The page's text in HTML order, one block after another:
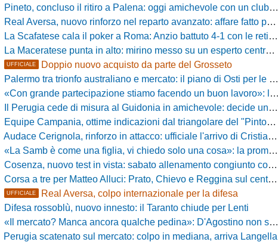
Pineto, concluso il ritiro a Palena: oggi amichevole con un club di D verso la Coppa
Real Aversa, nuovo rinforzo nel reparto avanzato: affare fatto per Della Pietra
La Scafatese cala il poker a Roma: Anzio battuto 4-1 con le reti di Palmieri, Esposito, Suhs e Maggio
La Maceratese punta in alto: mirino messo su un esperto centrocampista
UFFICIALE Doppio nuovo acquisto da parte del Grosseto
Palermo tra trionfo australiano e mercato: il piano di Osti per le uscite e la suggestione Almena
«Con grande partecipazione stiamo facendo un buon lavoro»: la carica di mister Bonera accende la Pro Vercelli
Il Perugia cede di misura al Guidonia in amichevole: decide un rigore di Zuppel a Bastia
Equipe Campania, ottime indicazioni dal triangolare del "Pinto": il report
Audace Cerignola, rinforzo in attacco: ufficiale l'arrivo di Cristian Padula dal Torino
«La Samb è come una figlia, vi chiedo solo una cosa»: la promessa di Vittorio Massi commuove la piazza
Cosenza, nuovo test in vista: sabato allenamento congiunto con il Bisignano
Corsa a tre per Matteo Alluci: Prato, Chievo e Reggina sul centrocampista
UFFICIALE Real Aversa, colpo internazionale per la difesa
Difesa rossoblù, nuovo innesto: il Taranto chiude per Lenti
«Il mercato? Manca ancora qualche pedina»: D'Agostino non si ferma e punta in alto
Perugia scatenato sul mercato: colpo in mediana, arriva Langella